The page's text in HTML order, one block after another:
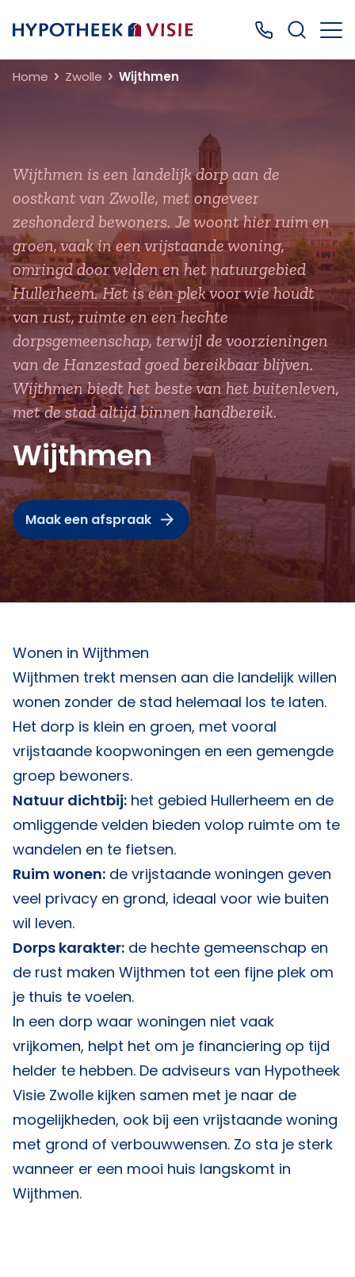
Terug naar home Bel ons: 0499
Home Zwolle Wijthmen
Wijthmen is een landelijk dorp aan de
oostkant van Zwolle, met ongeveer
zeshonderd bewoners. Je woont hier ruim en
groen, vaak in een vrijstaande woning,
omringd door velden en het natuurgebied
Hullerheem. Het is een plek voor wie houdt
van rust, ruimte en een hechte
dorpsgemeenschap, terwijl de voorzieningen
van de Hanzestad goed bereikbaar blijven.
Wijthmen biedt het beste van het buitenleven,
met de stad altijd binnen handbereik.
Wijthmen
Maak een afspraak
Wonen in Wijthmen
Wijthmen trekt mensen aan die landelijk willen
wonen zonder de stad helemaal los te laten.
Het dorp is klein en groen, met vooral
vrijstaande koopwoningen en een gemengde
groep bewoners.
Natuur dichtbij: het gebied Hullerheem en de
omliggende velden bieden volop ruimte om te
wandelen en te fietsen.
Ruim wonen: de vrijstaande woningen geven
veel privacy en grond, ideaal voor wie buiten
wil leven.
Dorps karakter: de hechte gemeenschap en
de rust maken Wijthmen tot een fijne plek om
je thuis te voelen.
In een dorp waar woningen niet vaak
vrijkomen, helpt het om je financiering op tijd
helder te hebben. De adviseurs van Hypotheek
Visie Zwolle kijken samen met je naar de
mogelijkheden, ook bij een vrijstaande woning
met grond of verbouwwensen. Zo sta je sterk
wanneer er een mooi huis langskomt in
Wijthmen.